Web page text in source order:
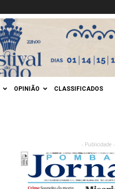
OPINIÃO CLASSIFICADOS
- Publicidade -